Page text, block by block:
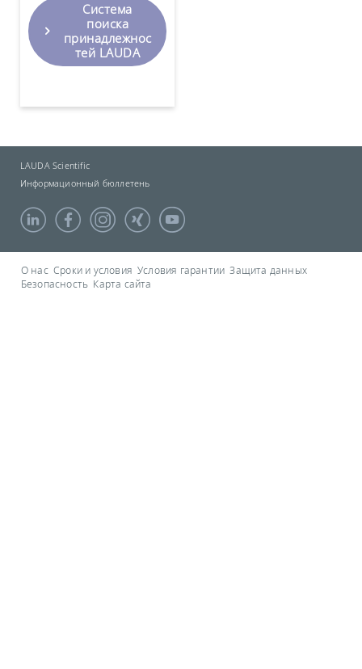
Система
поиска
принадлежнос
тей LAUDA
LAUDA Scientific
Информационный бюллетень
О нас Сроки и условия Условия гарантии Защита данных
Безопасность Карта сайта